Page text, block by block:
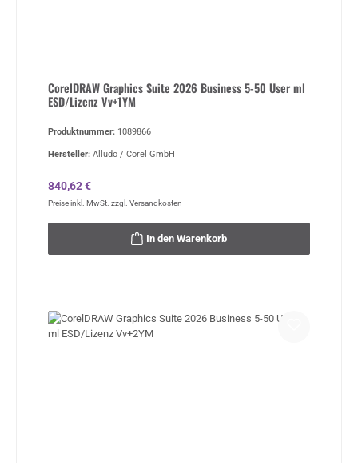
CorelDRAW Graphics Suite 2026 Business 5-50 User ml
ESD/Lizenz Vv+1YM
Produktnummer: 1089866
Hersteller: Alludo / Corel GmbH
Regulärer Preis:
840,62 €
Preise inkl. MwSt. zzgl. Versandkosten
In den Warenkorb